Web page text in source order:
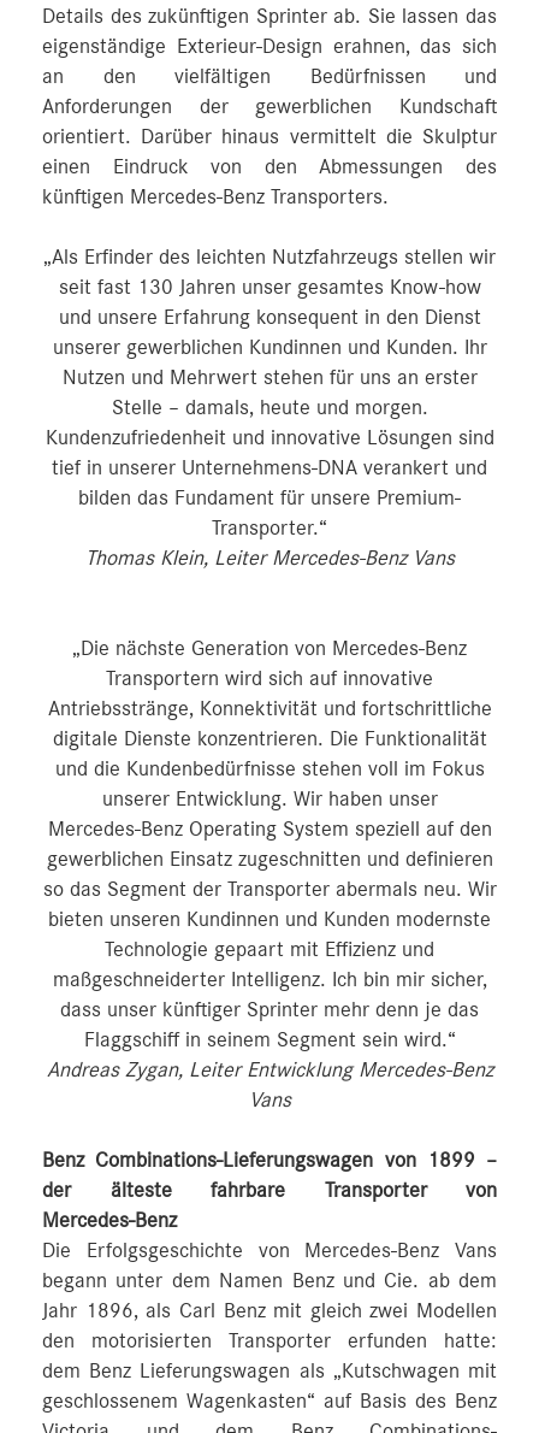
Details des zukünftigen Sprinter ab. Sie lassen das
eigenständige Exterieur-Design erahnen, das sich
an den vielfältigen Bedürfnissen und
Anforderungen der gewerblichen Kundschaft
orientiert. Darüber hinaus vermittelt die Skulptur
einen Eindruck von den Abmessungen des
künftigen Mercedes‑Benz Transporters.
„Als Erfinder des leichten Nutzfahrzeugs stellen wir
seit fast 130 Jahren unser gesamtes Know-how
und unsere Erfahrung konsequent in den Dienst
unserer gewerblichen Kundinnen und Kunden. Ihr
Nutzen und Mehrwert stehen für uns an erster
Stelle – damals, heute und morgen.
Kundenzufriedenheit und innovative Lösungen sind
tief in unserer Unternehmens-DNA verankert und
bilden das Fundament für unsere Premium-
Transporter.“
Thomas Klein, Leiter Mercedes-Benz Vans
„Die nächste Generation von Mercedes‑Benz
Transportern wird sich auf innovative
Antriebsstränge, Konnektivität und fortschrittliche
digitale Dienste konzentrieren. Die Funktionalität
und die Kundenbedürfnisse stehen voll im Fokus
unserer Entwicklung. Wir haben unser
Mercedes‑Benz Operating System speziell auf den
gewerblichen Einsatz zugeschnitten und definieren
so das Segment der Transporter abermals neu. Wir
bieten unseren Kundinnen und Kunden modernste
Technologie gepaart mit Effizienz und
maßgeschneiderter Intelligenz. Ich bin mir sicher,
dass unser künftiger Sprinter mehr denn je das
Flaggschiff in seinem Segment sein wird.“
Andreas Zygan, Leiter Entwicklung Mercedes-Benz
Vans
Benz Combinations-Lieferungswagen von 1899 –
der älteste fahrbare Transporter von
Mercedes‑Benz
Die Erfolgsgeschichte von Mercedes-Benz Vans
begann unter dem Namen Benz und Cie. ab dem
Jahr 1896, als Carl Benz mit gleich zwei Modellen
den motorisierten Transporter erfunden hatte:
dem Benz Lieferungswagen als „Kutschwagen mit
geschlossenem Wagenkasten“ auf Basis des Benz